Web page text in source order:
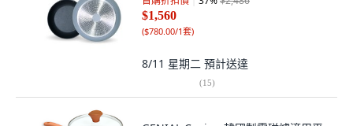
$1,560
($780.00/1套)
8/11 星期二 預計送達
(15)